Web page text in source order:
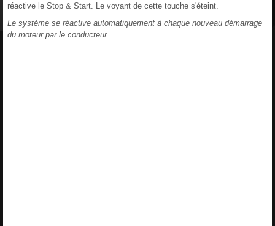
réactive le Stop & Start. Le voyant de cette touche s'éteint.
Le système se réactive automatiquement à chaque nouveau démarrage
du moteur par le conducteur.